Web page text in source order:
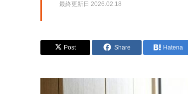
最終更新日 2026.02.18
Post Share Hatena